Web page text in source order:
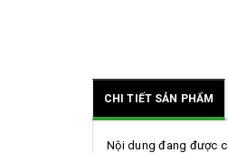
CHI TIẾT SẢN PHẨM
Nội dung đang được